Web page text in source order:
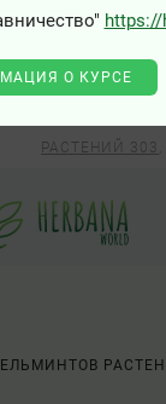
https://
О КУРСЕ
РАСТЕНИЙ 303